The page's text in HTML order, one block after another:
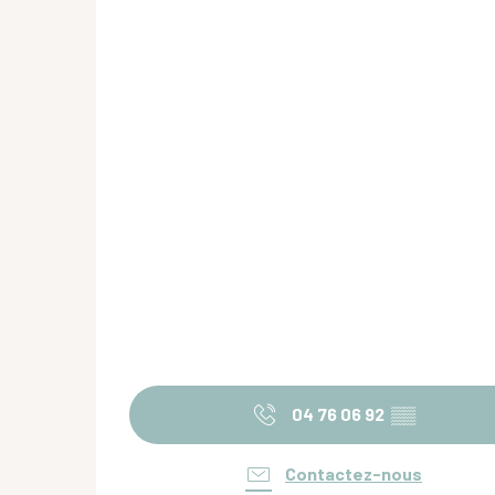
04 76 06 92 ▒▒
Contactez-nous